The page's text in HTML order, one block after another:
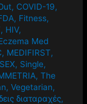
, COVID-19,
, Fitness,
, HIV,
Med
, MEDIFIRST,
SEX, Single,
,The
,Vegetarian,
διαταραχές,